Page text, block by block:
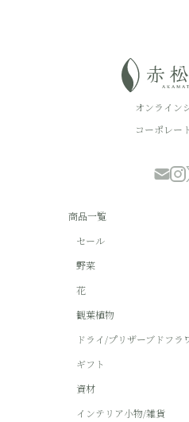
オンライン
コーポレー
商品一覧
セール
野菜
花
観葉植物
ドライ/プリザーブドフラ
ギフト
資材
インテリア小物/雑貨